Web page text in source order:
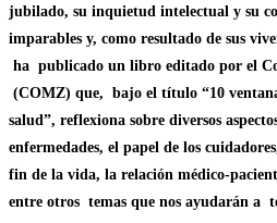
jubilado, su inquietud intelectual y su
imparables y, como resultado de sus
ha publicado un libro editado por el
(COMZ) que, bajo el título “10
salud”, reflexiona sobre diversos
enfermedades, el papel de los
fin de la vida, la relación médico-
entre otros temas que nos ayudarán a